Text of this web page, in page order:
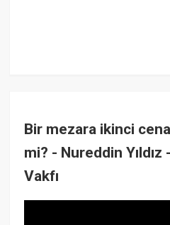
Bir mezara ikinci
mi? - Nureddin
Vakfı